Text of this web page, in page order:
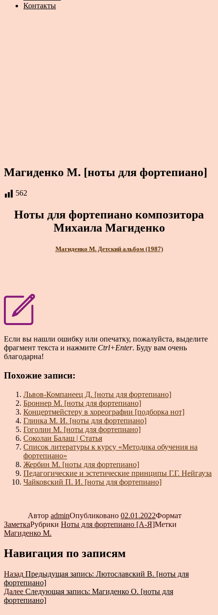
Контакты
Магиденко М. [ноты для фортепиано]
562
Ноты для фортепиано композитора
Михаила Магиденко
Магиденко М. Детский альбом (1987)
Если вы нашли ошибку или опечатку, пожалуйста, выделите
фрагмент текста и нажмите Ctrl+Enter. Буду вам очень
благодарна!
Похожие записи:
Львов-Компанеец Д. [ноты для фортепиано]
Броннер М. [ноты для фортепиано]
Концертмейстеру в хореографии [подборка нот]
Глинка М. И. [ноты для фортепиано]
Гоголин М. [ноты для фортепиано]
Соколаи Балаш | Статья
Список литературы к курсу «Методика обучения на
фортепиано»
Жербин М. [ноты для фортепиано]
Педагогические и эстетические принципы Г.Г. Нейгауза
Чайковский П. И. [ноты для фортепиано]
Автор adminОпубликовано 02.01.2022Формат
ЗаметкаРубрики Ноты для фортепиано [А-Я]Метки
Магиденко М.
Навигация по записям
Назад Предыдущая запись: Лютославский В. [ноты для
фортепиано]
Далее Следующая запись: Магиденко О. [ноты для
фортепиано]